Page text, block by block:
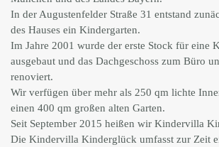
In der Augustenfelder Straße 31 entstand
des Hauses ein Kindergarten.
Im Jahre 2001 wurde der erste Stock für eine
ausgebaut und das Dachgeschoss zum Büro
renoviert.
Wir verfügen über mehr als 250 qm lichte
einen 400 qm großen alten Garten.
Seit September 2015 heißen wir Kindervilla
Die Kindervilla Kinderglück umfasst zur Zeit